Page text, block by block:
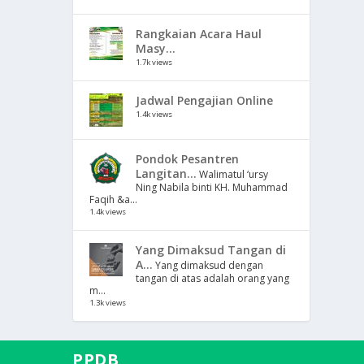
Rangkaian Acara Haul
Masy...
1.7k views
Jadwal Pengajian Online
1.4k views
Pondok Pesantren
Langitan... Walimatul ‘ursy
Ning Nabila binti KH. Muhammad
Faqih &a...
1.4k views
Yang Dimaksud Tangan di
A... Yang dimaksud dengan
tangan di atas adalah orang yang
m...
1.3k views
PPDB